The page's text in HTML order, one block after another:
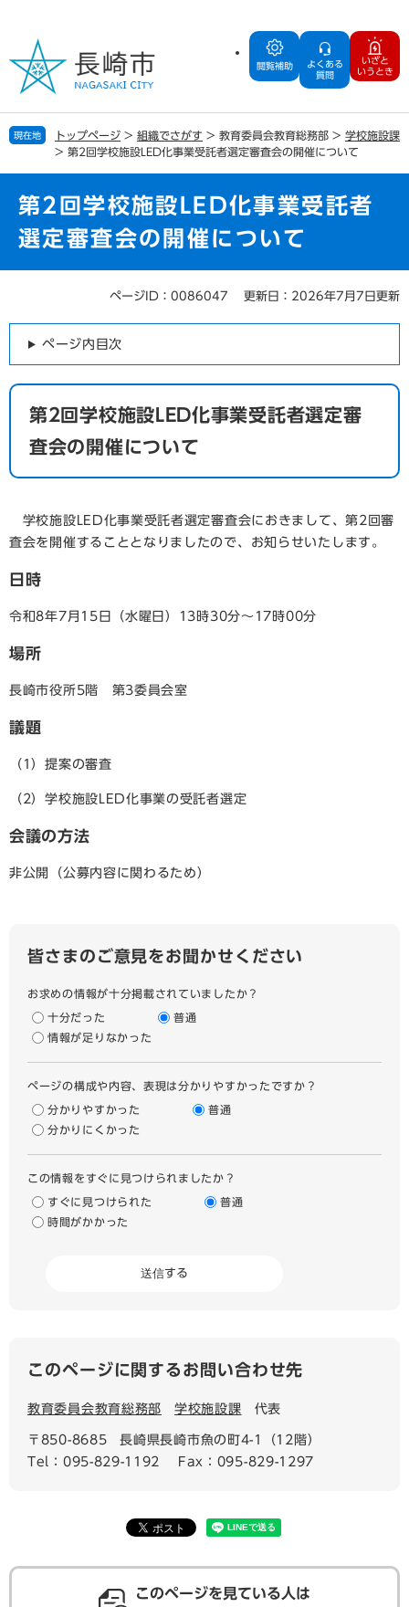
の
で
す
ー
ば
し
閲覧補助
よくある
質問
いざと
いうとき
現在地 トップページ > 組織でさがす > 教育委員会教育総務部 > 学校施設課
> 第2回学校施設LED化事業受託者選定審査会の開催について
第2回学校施設LED化事業受託者
選定審査会の開催について
ページID：0086047 更新日：2026年7月7日更新
ページ内目次
第2回学校施設LED化事業受託者選定審
査会の開催について
学校施設LED化事業受託者選定審査会におきまして、第2回審
査会を開催することとなりましたので、お知らせいたします。
日時
令和8年7月15日（水曜日）13時30分～17時00分
場所
長崎市役所5階 第3委員会室
議題
（1）提案の審査
（2）学校施設LED化事業の受託者選定
会議の方法
非公開（公募内容に関わるため）
皆さまのご意見をお聞かせください
お求めの情報が十分掲載されていましたか？
十分だった
普通
情報が足りなかった
ページの構成や内容、表現は分かりやすかったですか？
分かりやすかった
普通
分かりにくかった
この情報をすぐに見つけられましたか？
すぐに見つけられた
普通
時間がかかった
このページに関するお問い合わせ先
教育委員会教育総務部 学校施設課 代表
〒850-8685
長崎県長崎市魚の町4-1（12階）
Tel：095-829-1192
Fax：095-829-1297
このページを見ている人は